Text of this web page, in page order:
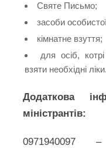
Святе Письмо;
засоби особистої
кімнатне взуття;
для осіб,
взяти необхідні ліки.
Додаткова
міністрантів:
0971940097